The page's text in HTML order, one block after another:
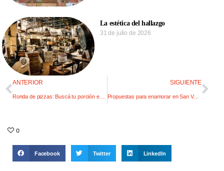
La estética del hallazgo
31 de julio de 2026
ANTERIOR
Ronda de pizzas: Buscá tu porción en las mejores 5 pizzerías
SIGUIENTE
Propuestas para enamorar en San Valentín
0
Facebook Twitter LinkedIn